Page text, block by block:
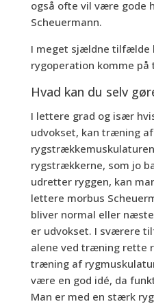
også ofte vil være gode
Scheuermann.
I meget sjældne tilfælde
rygoperation komme på
Hvad kan du selv
I lettere grad og især
udvokset, kan træning af
rygstrækkerne, som jo
udretter ryggen, kan
lettere morbus
bliver normal eller
er udvokset. I sværere
alene ved træning rette
træning af
være en god idé, da
Man er med en stærk